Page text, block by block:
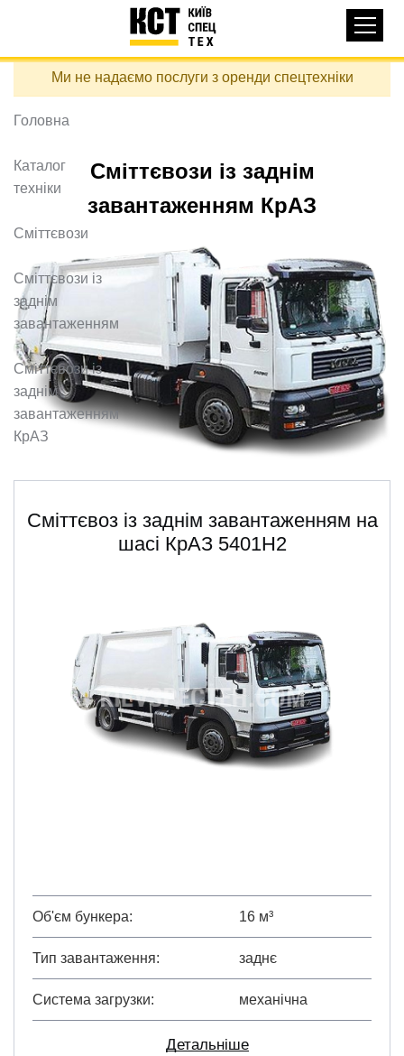
Перейти
вмісту
навигация
КАТАЛОГ ТЕХНІКИ
ДОСТАВКА ТА ОПЛАТА
ПРО НАС
ВІДГУКИ
КОНТАКТИ
ПОДЗВОНИТИ
Контактні телефони:
+38 (097) 746-67-04
ЗАДАТИ ПИТАННЯ
ru ua
Ми не надаємо послуги з оренди спецтехніки
Сміттєвози із заднім
завантаженням КрАЗ
Сміттєвоз із заднім завантаженням на
шасі КрАЗ 5401Н2
Об'єм бункера 16 м³
Тип завантаження заднє
Система загрузки механічна
Детальніше
Головна
Каталог
техніки
Сміттєвози
Сміттєвози із
заднім
завантаженням
Сміттєвози із
заднім
завантаженням
КрАЗ